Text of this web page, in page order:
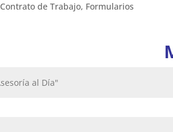
Contrato de Trabajo, Formularios